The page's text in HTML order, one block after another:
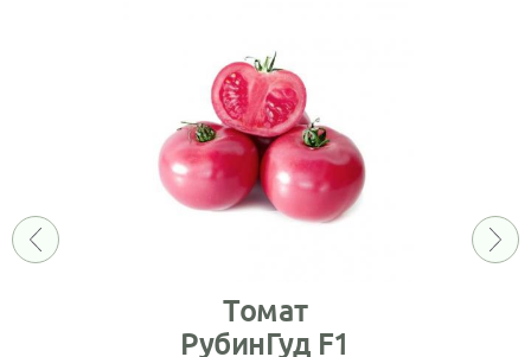
Томат
РубинГуд F1